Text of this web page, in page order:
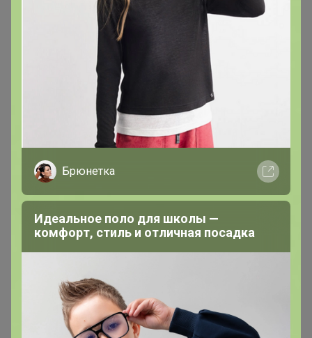
Брюнетка
Идеальное поло для школы —
комфорт, стиль и отличная посадка